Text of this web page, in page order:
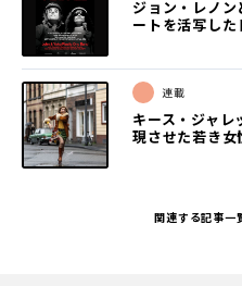
ジョン・レノ
ートを活写し
連載
キース・ジャレ
現させた若き女
関連する記事一